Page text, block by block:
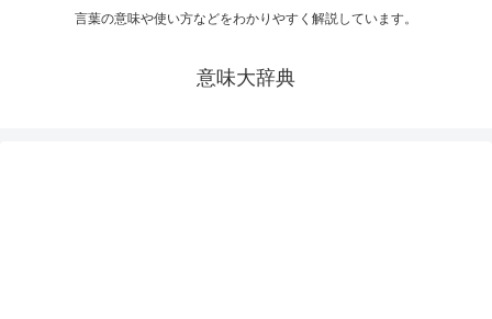
言葉の意味や使い方などをわかりやすく解説しています。
意味大辞典